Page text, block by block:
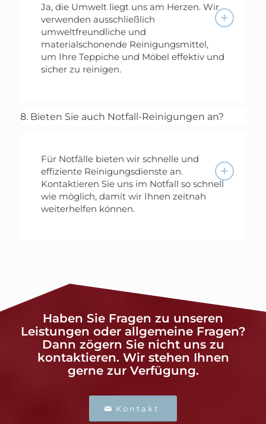
Ja, die Umwelt liegt uns am Herzen. Wir
verwenden ausschließlich
umweltfreundliche und
materialschonende Reinigungsmittel,
um Ihre Teppiche und Möbel effektiv und
sicher zu reinigen.
8. Bieten Sie auch Notfall-Reinigungen an?
Für Notfälle bieten wir schnelle und
effiziente Reinigungsdienste an.
Kontaktieren Sie uns im Notfall so schnell
wie möglich, damit wir Ihnen zeitnah
weiterhelfen können.
Haben Sie Fragen zu unseren
Leistungen oder allgemeine Fragen?
Dann zögern Sie nicht uns zu
kontaktieren. Wir stehen Ihnen
gerne zur Verfügung.
Kontakt